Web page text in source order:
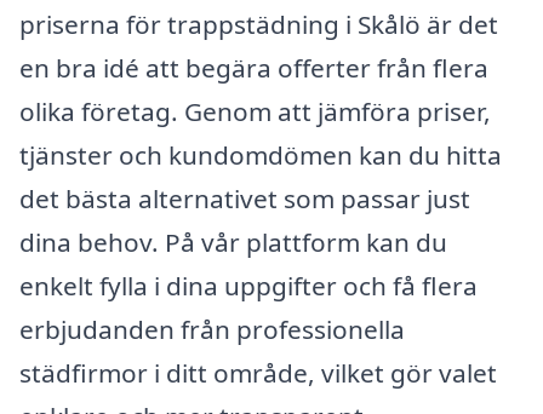
priserna för trappstädning i Skålö är det
en bra idé att begära offerter från flera
olika företag. Genom att jämföra priser,
tjänster och kundomdömen kan du hitta
det bästa alternativet som passar just
dina behov. På vår plattform kan du
enkelt fylla i dina uppgifter och få flera
erbjudanden från professionella
städfirmor i ditt område, vilket gör valet